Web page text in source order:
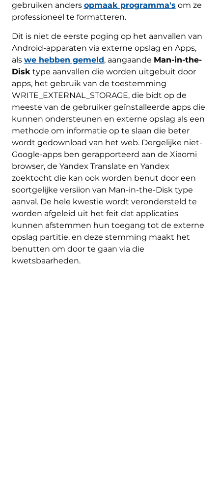
gebruiken anders opmaak programma's om ze
professioneel te formatteren.
Dit is niet de eerste poging op het aanvallen van
Android-apparaten via externe opslag en Apps,
als we hebben gemeld, aangaande Man-in-the-
Disktype aanvallen die worden uitgebuit door
apps, het gebruik van de toestemming
WRITE_EXTERNAL_STORAGE, die bidt op de
meeste van de gebruiker geïnstalleerde apps die
kunnen ondersteunen en externe opslag als een
methode om informatie op te slaan die beter
wordt gedownload van het web. Dergelijke niet-
Google-apps ben gerapporteerd aan de Xiaomi
browser, de Yandex Translate en Yandex
zoektocht die kan ook worden benut door een
soortgelijke versiion van Man-in-the-Disk type
aanval. De hele kwestie wordt verondersteld te
worden afgeleid uit het feit dat applicaties
kunnen afstemmen hun toegang tot de externe
opslag partitie, en deze stemming maakt het
benutten om door te gaan via die
kwetsbaarheden.